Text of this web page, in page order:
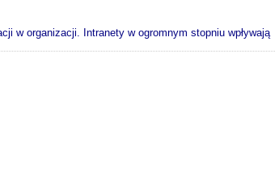
w organizacji. Intranety w ogromnym stopniu wpływają